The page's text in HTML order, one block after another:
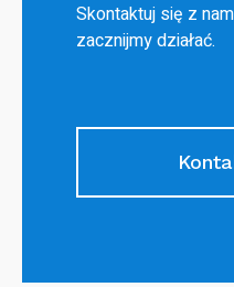
Skontaktuj się z
zacznijmy działać.